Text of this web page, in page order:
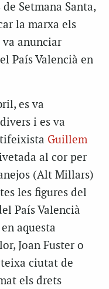
Setmana Santa,
la marxa els
va anunciar
País Valencià en
es va
i es va
Guillem
al cor per
(Alt Millars)
les figures del
País Valencià
aquesta
Joan Fuster o
ciutat de
els drets